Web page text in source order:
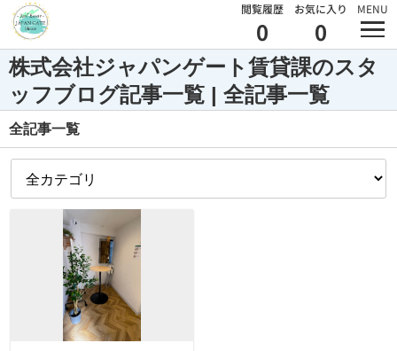
閲覧履歴
0
お気に入り
0
MENU
株式会社ジャパンゲート賃貸課のスタ
ッフブログ記事一覧 | 全記事一覧
全記事一覧